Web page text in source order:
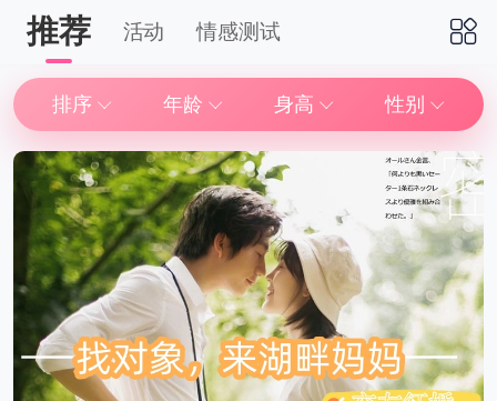
推荐 活动 情感测试
下拉刷新
排序 年龄 身高 性别